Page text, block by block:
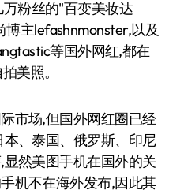
粉丝的"百变美妆达
博主lefashnmonster,以及
等国外网红,都在
美照。
市场,但国外网红圈已经
、泰国、俄罗斯、印尼
然美图手机在国外的关
机不在海外发布,因此其